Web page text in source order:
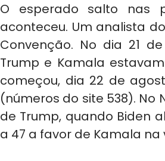
O esperado salto nas
aconteceu. Um analista
Convenção. No dia 21
Trump e Kamala
começou, dia 22 de
(números do site 538). No
de Trump, quando Biden
a 47 a favor de Kamala